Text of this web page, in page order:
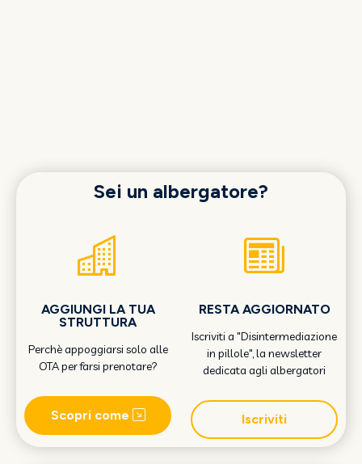
Sei un albergatore?
AGGIUNGI LA TUA
STRUTTURA
Perchè appoggiarsi solo alle
OTA per farsi prenotare?
Scopri come
RESTA AGGIORNATO
Iscriviti a "Disintermediazione
in pillole", la newsletter
dedicata agli albergatori
Iscriviti